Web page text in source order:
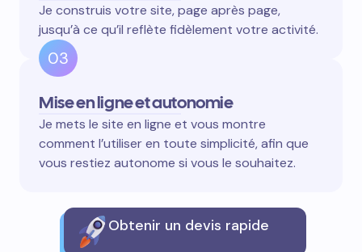
Je construis votre site, page après page,
jusqu’à ce qu’il reflète fidèlement votre activité.
03
Mise en ligne et autonomie
Je mets le site en ligne et vous montre
comment l’utiliser en toute simplicité, afin que
vous restiez autonome si vous le souhaitez.
Obtenir un devis rapide